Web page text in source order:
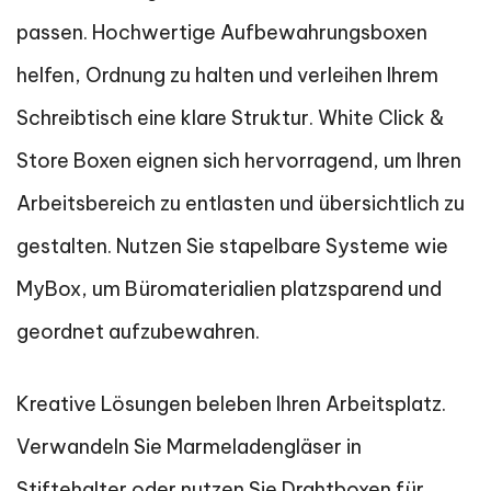
passen. Hochwertige Aufbewahrungsboxen
helfen, Ordnung zu halten und verleihen Ihrem
Schreibtisch eine klare Struktur. White Click &
Store Boxen eignen sich hervorragend, um Ihren
Arbeitsbereich zu entlasten und übersichtlich zu
gestalten. Nutzen Sie stapelbare Systeme wie
MyBox, um Büromaterialien platzsparend und
geordnet aufzubewahren.
Kreative Lösungen beleben Ihren Arbeitsplatz.
Verwandeln Sie Marmeladengläser in